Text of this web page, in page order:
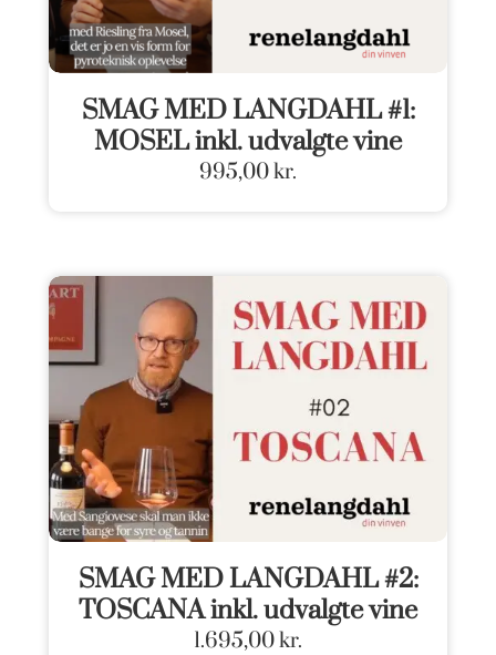
SMAG MED LANGDAHL #1:
MOSEL inkl. udvalgte vine
995,00kr.
SMAG MED LANGDAHL #2:
TOSCANA inkl. udvalgte vine
1.695,00kr.